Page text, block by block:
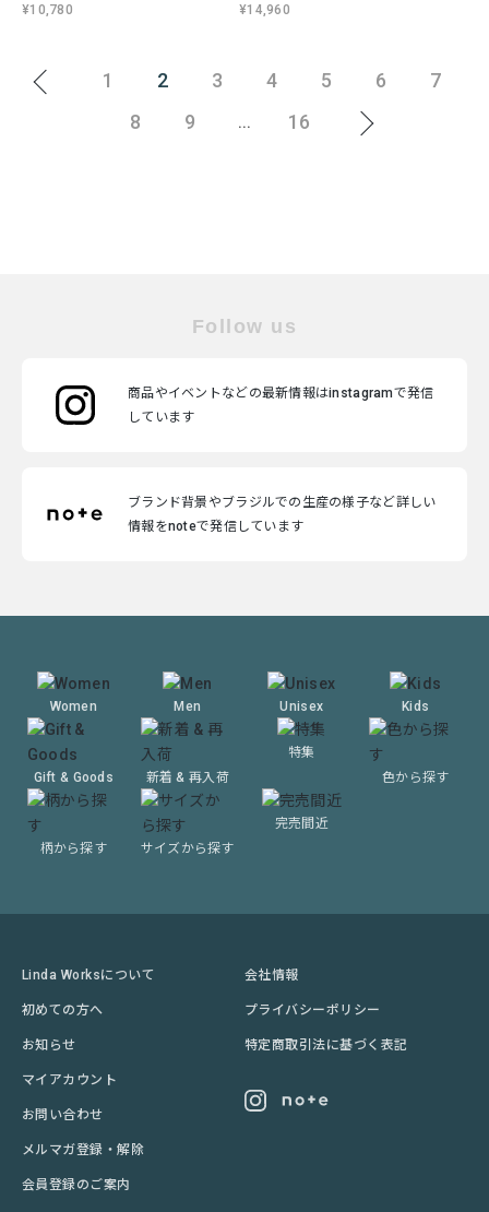
¥10,780
¥14,960
1 2 3 4 5 6
7
8
9 ... 16
Follow us
商品やイベントなどの最新情報はinstagramで発信
しています
ブランド背景やブラジルでの生産の様子など詳しい
情報をnoteで発信しています
Women Men Unisex Kids
Gift & Goods 新着 & 再入荷
特集
色から探す
柄から探す サイズから探す
完売間近
Linda Worksについて
初めての方へ
お知らせ
マイアカウント
お問い合わせ
メルマガ登録・解除
会員登録のご案内
会社情報
プライバシーポリシー
特定商取引法に基づく表記